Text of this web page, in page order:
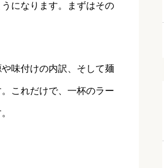
になります。まずはその
味付けの内訳、そして麺
これだけで、一杯のラー